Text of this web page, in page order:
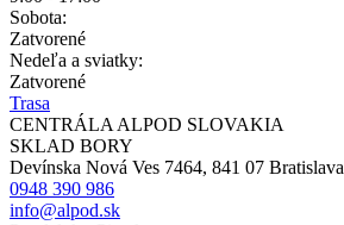
Sobota:
Zatvorené
Nedeľa a sviatky:
Zatvorené
Trasa
CENTRÁLA ALPOD SLOVAKIA
SKLAD BORY
Devínska Nová Ves 7464, 841 07 Bratislava
0948 390 986
info@alpod.sk